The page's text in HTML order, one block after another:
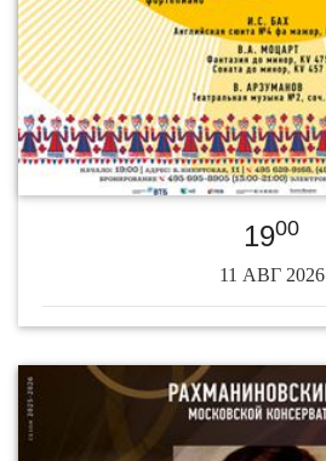
1900
11 АВГ 2026